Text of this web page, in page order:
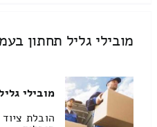
מובילי גליל תחתון
מובילי
הובלת